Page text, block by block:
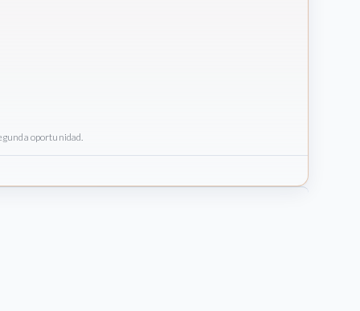
oportunidad.